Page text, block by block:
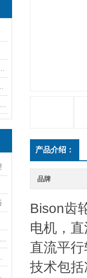
产品介绍：
品牌
Bison齿
电机，
直流平
技术包